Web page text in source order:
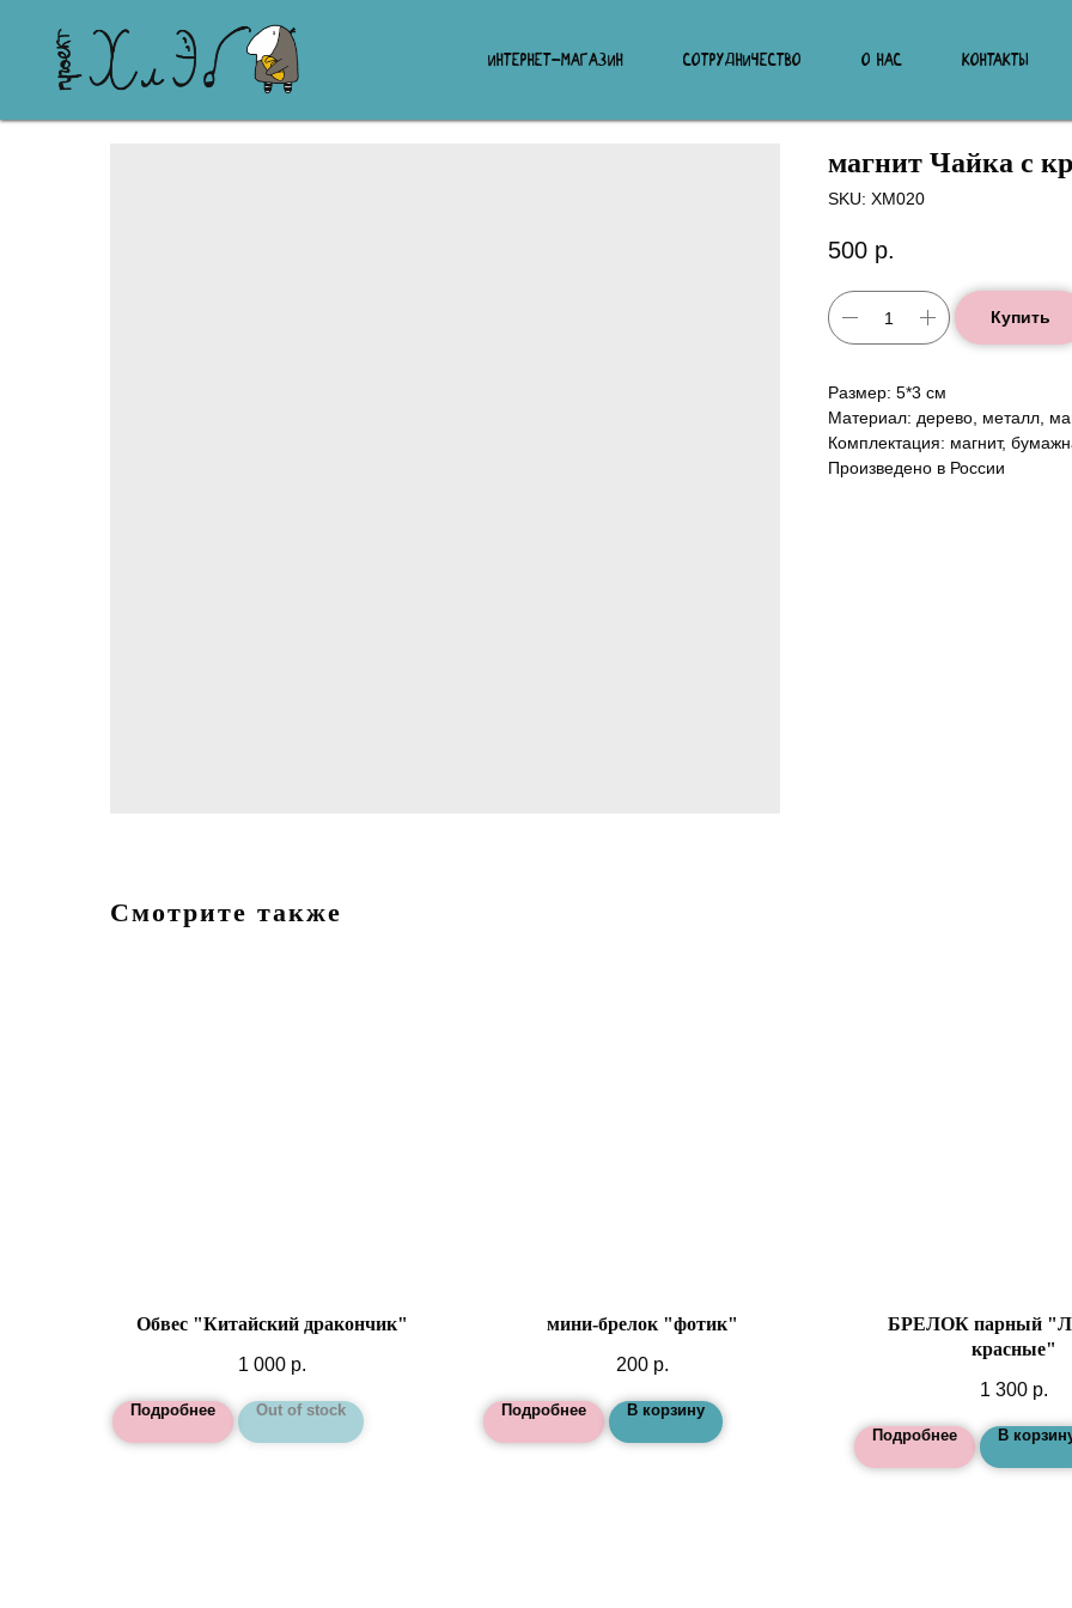
ИНТЕРНЕТ-МАГАЗИН СОТРУДНИЧЕСТВО О НАС КОНТАКТЫ
магнит Чайка с
SKU: ХМ020
500 р.
Купить
Размер: 5*3 см
Материал: дерево, металл,
Комплектация: магнит,
Произведено в России
Смотрите также
Обвес "Китайский дракончик"
1 000 р.
Подробнее Out of stock
мини-брелок "фотик"
200 р.
Подробнее В корзину
БРЕЛОК парный
красные"
1 300 р.
Подробнее В